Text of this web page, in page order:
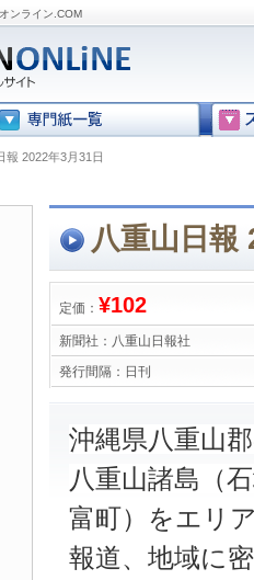
ンライン.COM
報 2022年3月31日
八重山日報
定価： ¥102
新聞社： 八重山日報社
発行間隔： 日刊
沖縄県八重山
八重山諸島（
富町）をエリ
報道、地域に